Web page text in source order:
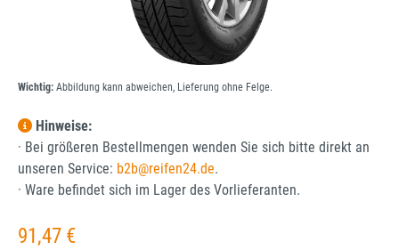
Wichtig: Abbildung kann abweichen, Lieferung ohne Felge.
Hinweise:
· Bei größeren Bestellmengen wenden Sie sich bitte direkt an
unseren Service: b2b@reifen24.de.
· Ware befindet sich im Lager des Vorlieferanten.
Regulärer Preis:
91,47 €